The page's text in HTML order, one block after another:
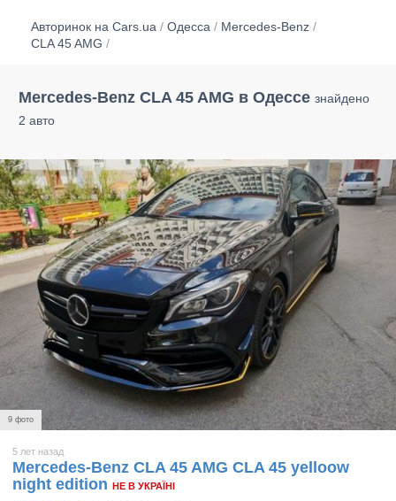
Авторинок на Cars.ua / Одесса / Mercedes-Benz /
CLA 45 AMG /
Mercedes-Benz CLA 45 AMG в Одессе знайдено
2 авто
9 фото
5 лет назад
Mercedes-Benz CLA 45 AMG CLA 45 yelloow
night edition НЕ В УКРАЇНІ